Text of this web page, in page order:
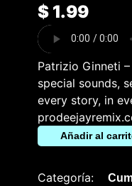
$1.99
Patrizio Ginneti
special sounds,
every story, in
Añadir al
Categoría: